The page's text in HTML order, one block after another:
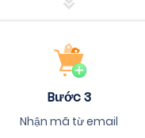
Bước 3
Nhận mã từ email